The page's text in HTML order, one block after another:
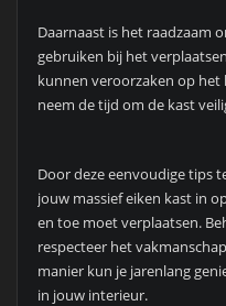
Daarnaast is het raadzaam
gebruiken bij het
kunnen veroorzaken op het
neem de tijd om de kast
Door deze eenvoudige tips
jouw massief eiken kast in
en toe moet verplaatsen.
respecteer het
manier kun je jarenlang
in jouw interieur.